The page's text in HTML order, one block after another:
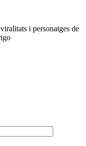
i personatges de